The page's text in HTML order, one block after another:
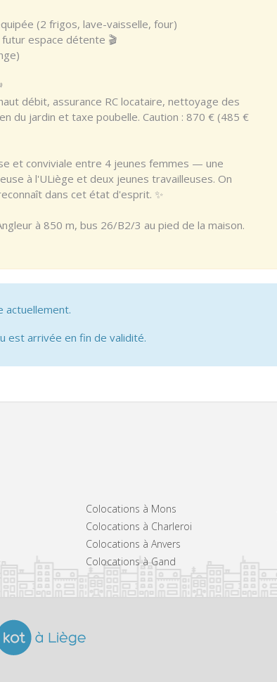
(2 frigos, lave-vaisselle, four)
futur espace détente 🎬
débit, assurance RC locataire, nettoyage des
du jardin et taxe poubelle. Caution : 870 € (485 €
et conviviale entre 4 jeunes femmes — une
à l'ULiège et deux jeunes travailleuses. On
dans cet état d'esprit. ✨
à 850 m, bus 26/B2/3 au pied de la maison.
actuellement.
est arrivée en fin de validité.
Colocations à Mons
Colocations à Charleroi
Colocations à Anvers
Colocations à Gand